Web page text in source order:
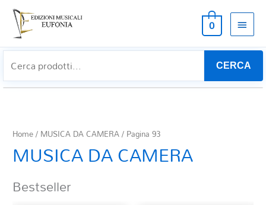
0
CERCA
Home/ MUSICA DA CAMERA/ Pagina 93
MUSICA DA CAMERA
Bestseller